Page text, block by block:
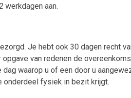
werkdagen aan.
Je hebt ook 30 dagen recht
van redenen de
waarop u of een door u
onderdeel fysiek in bezit krijgt.